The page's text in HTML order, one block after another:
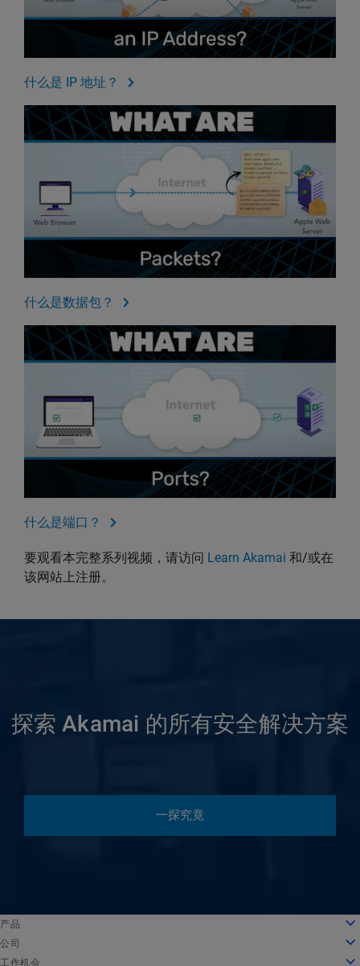
什么是 IP 地址？
什么是数据包？
什么是端口？
要观看本完整系列视频，请访问 Learn Akamai 和/或在
该网站上注册。
探索 Akamai 的所有安全解决方案
一探究竟
产品
云计算
安全性
公司
关于我们
工作机会
English
Deutsch
Español